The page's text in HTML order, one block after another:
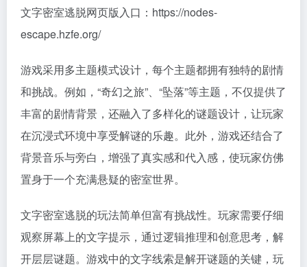
文字密室逃脱网页版入口：https://nodes-
escape.hzfe.org/
游戏采用多主题模式设计，每个主题都拥有独特的剧情
和挑战。例如，“奇幻之旅”、“坠落”等主题，不仅提供了
丰富的剧情背景，还融入了多样化的谜题设计，让玩家
在沉浸式环境中享受解谜的乐趣。此外，游戏还结合了
背景音乐与旁白，增强了真实感和代入感，使玩家仿佛
置身于一个充满悬疑的密室世界。
文字密室逃脱的玩法简单但富有挑战性。玩家需要仔细
观察屏幕上的文字提示，通过逻辑推理和创意思考，解
开层层谜题。游戏中的文字线索是解开谜题的关键，玩